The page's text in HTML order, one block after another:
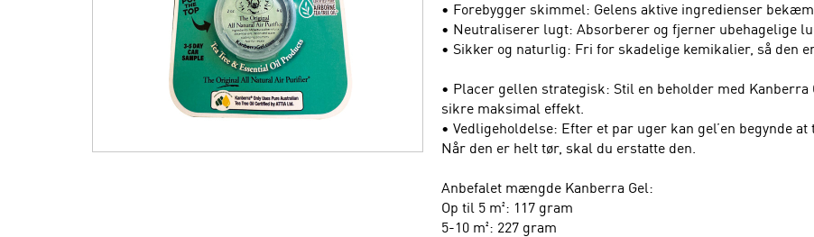
• Forebygger skimmel: Gelens aktive ingredienser
• Neutraliserer lugt: Absorberer og fjerner ubehagelige
• Sikker og naturlig: Fri for skadelige kemikalier, så den
• Placer gellen strategisk: Stil en beholder med
sikre maksimal effekt.
• Vedligeholdelse: Efter et par uger kan gel’en begynde
Når den er helt tør, skal du erstatte den.
Anbefalet mængde Kanberra Gel:
Op til 5 m²: 117 gram
5-10 m²: 227 gram